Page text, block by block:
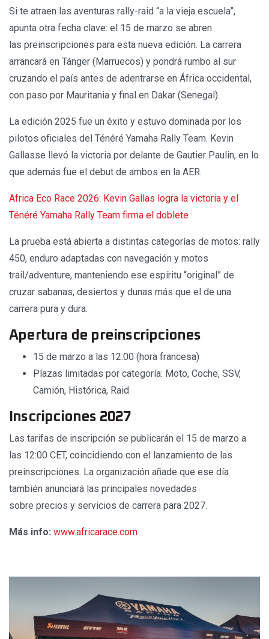
Si te atraen las aventuras rally-raid “a la vieja escuela”,
apunta otra fecha clave: el 15 de marzo se abren
las preinscripciones para esta nueva edición. La carrera
arrancará en Tánger (Marruecos) y pondrá rumbo al sur
cruzando el país antes de adentrarse en África occidental,
con paso por Mauritania y final en Dakar (Senegal).
La edición 2025 fue un éxito y estuvo dominada por los
pilotos oficiales del Ténéré Yamaha Rally Team. Kevin
Gallasse llevó la victoria por delante de Gautier Paulin, en lo
que además fue el debut de ambos en la AER.
Africa Eco Race 2026: Kevin Gallas logra la victoria y el
Ténéré Yamaha Rally Team firma el doblete
La prueba está abierta a distintas categorías de motos: rally
450, enduro adaptadas con navegación y motos
trail/adventure, manteniendo ese espíritu “original” de
cruzar sabanas, desiertos y dunas más que el de una
carrera pura y dura.
Apertura de preinscripciones
15 de marzo a las 12:00 (hora francesa)
Plazas limitadas por categoría: Moto, Coche, SSV,
Camión, Histórica, Raid
Inscripciones 2027
Las tarifas de inscripción se publicarán el 15 de marzo a
las 12:00 CET, coincidiendo con el lanzamiento de las
preinscripciones. La organización añade que ese día
también anunciará las principales novedades
sobre precios y servicios de carrera para 2027.
Más info: www.africarace.com